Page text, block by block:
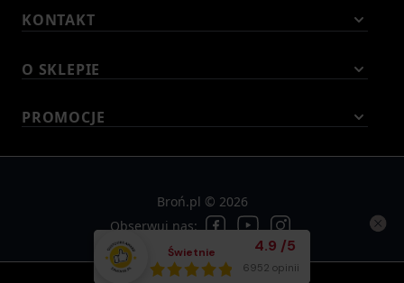
Świetnie Średnia ocena
4.9 /5
Łącznie opinii:
6952 opinii
KONTAKT
O SKLEPIE
PROMOCJE
Broń.pl © 2026
Obserwuj nas: